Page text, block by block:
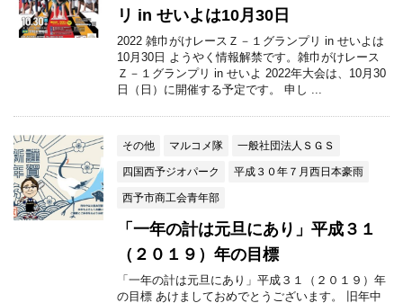
リ in せいよは10月30日
2022 雑巾がけレースＺ－１グランプリ in せいよは
10月30日 ようやく情報解禁です。雑巾がけレース
Ｚ－１グランプリ in せいよ 2022年大会は、10月30
日（日）に開催する予定です。 申し ...
その他 マルコメ隊
一般社団法人ＳＧＳ
四国西予ジオパーク
平成３０年７月西日本豪雨
西予市商工会青年部
「一年の計は元旦にあり」平成３１
（２０１９）年の目標
「一年の計は元旦にあり」平成３１（２０１９）年
の目標 あけましておめでとうございます。 旧年中